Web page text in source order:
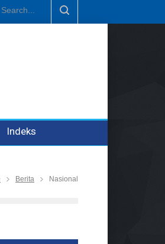
Kuasa Hukum Pelapor Desak Polisi
Indeks
Berita Nasional